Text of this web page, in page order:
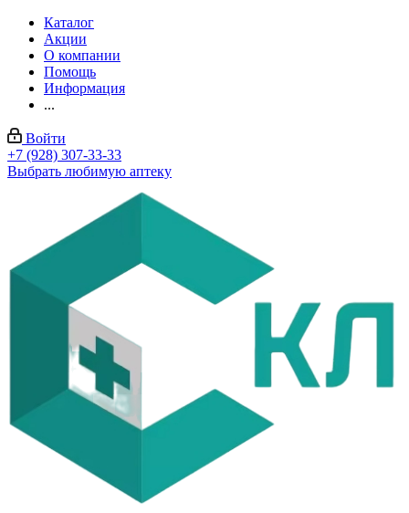
Каталог
Акции
О компании
Помощь
Информация
...
Войти
+7 (928) 307-33-33
Выбрать любимую аптеку